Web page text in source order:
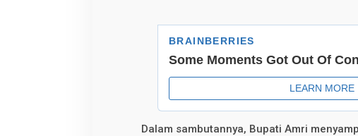
S
A
R
Dalam sambutannya, Bupati Amri